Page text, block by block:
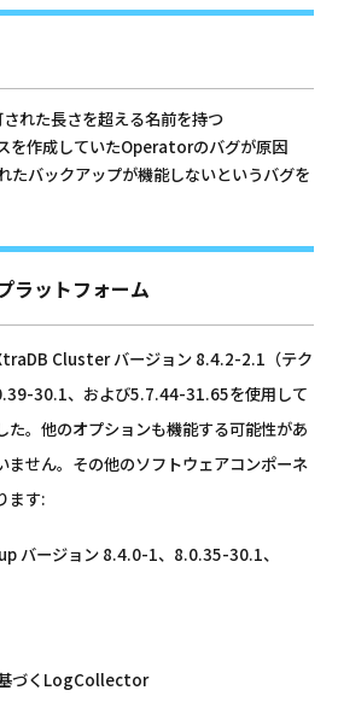
れた長さを超える名前を持つ
を作成していたOperatorのバグが原因
たバックアップが機能しないというバグを
ラットフォーム
Cluster バージョン 8.4.2-2.1（テク
30.1、および5.7.44-31.65を使用して
た。他のオプションも機能する可能性があ
ません。その他のソフトウェアコンポーネ
ます:
バージョン 8.4.0-1、8.0.35-30.1、
づくLogCollector